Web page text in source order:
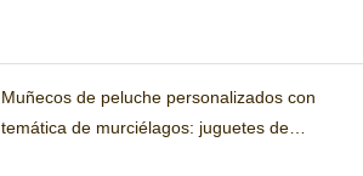
Muñecos de peluche personalizados con
temática de murciélagos: juguetes de